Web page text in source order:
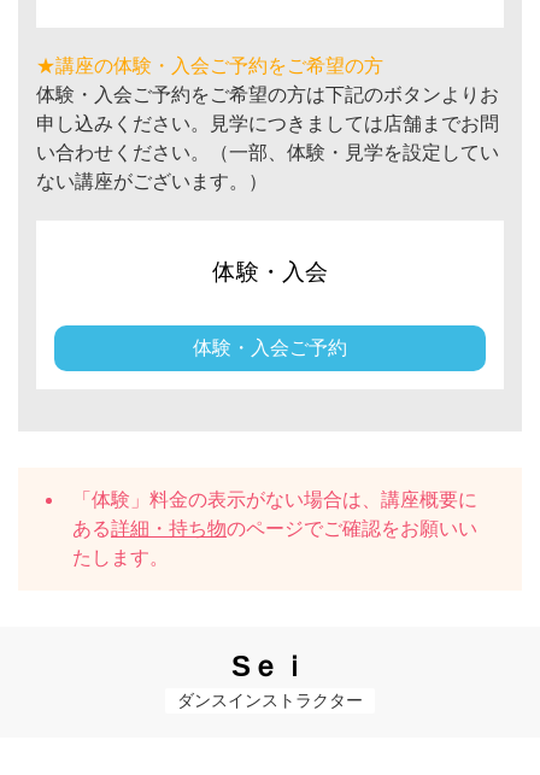
★講座の体験・入会ご予約をご希望の方
体験・入会ご予約をご希望の方は下記のボタンよりお
申し込みください。見学につきましては店舗までお問
い合わせください。（一部、体験・見学を設定してい
ない講座がございます。）
体験・入会
体験・入会ご予約
「体験」料金の表示がない場合は、講座概要に
ある詳細・持ち物のページでご確認をお願いい
たします。
Sｅｉ
ダンスインストラクター